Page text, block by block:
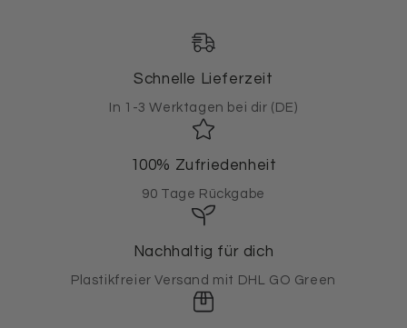
Schnelle Lieferzeit
In 1-3 Werktagen bei dir (DE)
100% Zufriedenheit
90 Tage Rückgabe
Nachhaltig für dich
Plastikfreier Versand mit DHL GO Green